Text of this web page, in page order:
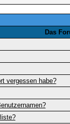
Das
vergessen habe?